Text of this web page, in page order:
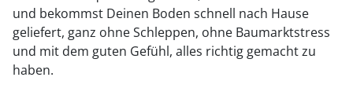
und bekommst Deinen Boden schnell nach Hause
geliefert, ganz ohne Schleppen, ohne Baumarktstress
und mit dem guten Gefühl, alles richtig gemacht zu
haben.